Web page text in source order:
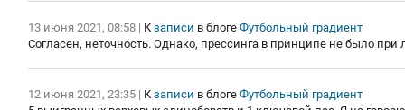
13 июня 2021, 08:58 | К записи в блоге Футбольный градиент
Согласен, неточность. Однако, прессинга в принципе не было
12 июня 2021, 23:35 | К записи в блоге Футбольный градиент